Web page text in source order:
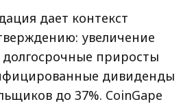
дает контекст
увеличение
долгосрочные приросты
дивиденды
до 37%. CoinGape